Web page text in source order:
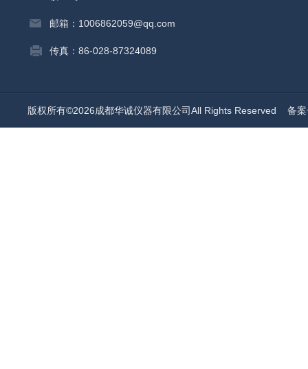
邮箱：1006862059@qq.com
传真：86-028-87324089
版权所有©2026成都华诚仪器有限公司All Rights Reserved 备